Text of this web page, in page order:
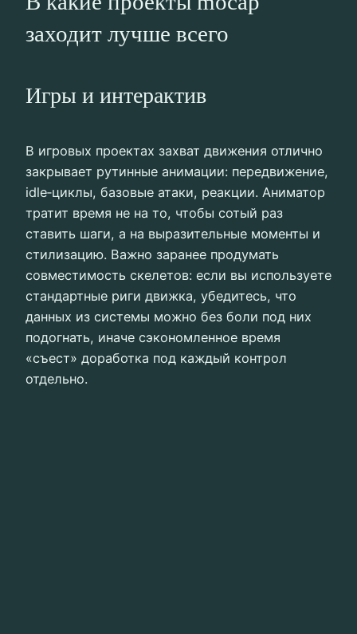
заходит лучше всего
Игры и интерактив
В игровых проектах захват движения отлично
закрывает рутинные анимации: передвижение,
idlе‑циклы, базовые атаки, реакции. Аниматор
тратит время не на то, чтобы сотый раз
ставить шаги, а на выразительные моменты и
стилизацию. Важно заранее продумать
совместимость скелетов: если вы используете
стандартные риги движка, убедитесь, что
данных из системы можно без боли под них
подогнать, иначе сэкономленное время
«съест» доработка под каждый контрол
отдельно.